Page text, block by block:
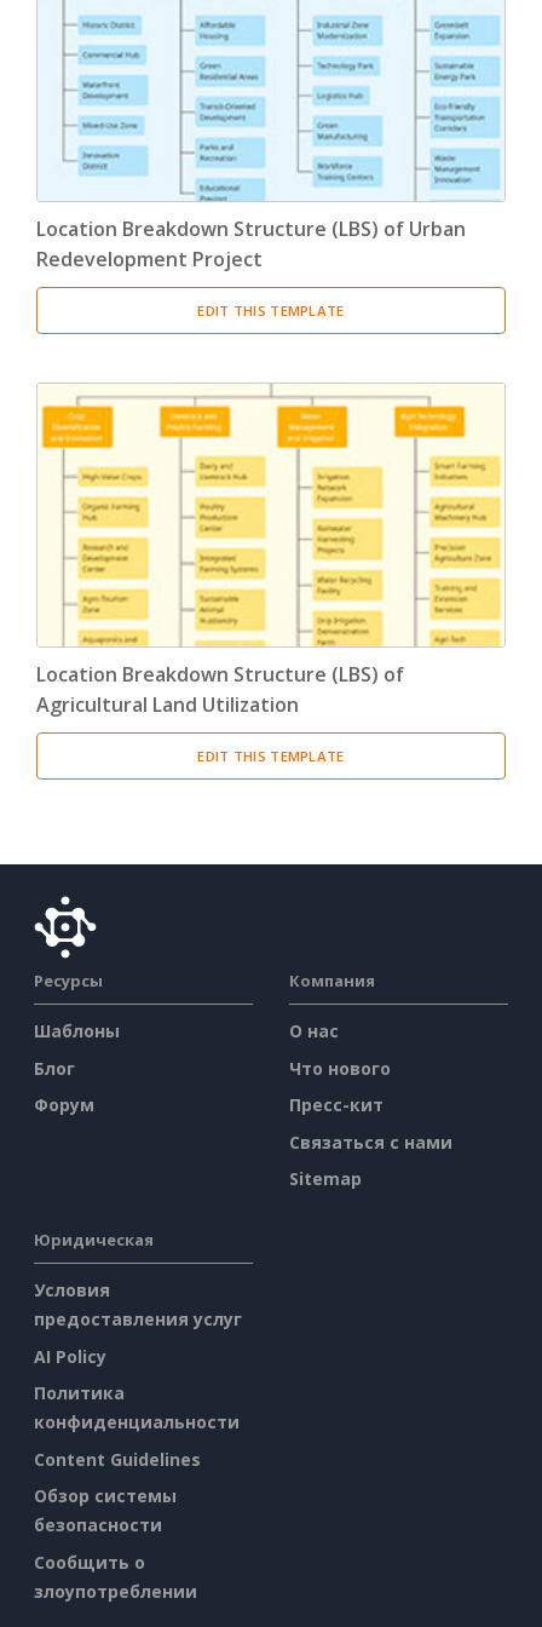
Product Breakdown Structure
Procurement Breakdown Structure (3)
Stakeholder Breakdown Structure
Location Breakdown Structure (3)
Location Breakdown Structure (LBS) of Urban
Redevelopment Project
EDIT THIS TEMPLATE
Location Breakdown Structure (LBS) of
Agricultural Land Utilization
EDIT THIS TEMPLATE
Ресурсы
Шаблоны
Блог
Форум
Компания
О нас
Что нового
Пресс-кит
Связаться с нами
Sitemap
Юридическая
Условия
предоставления услуг
AI Policy
Политика
конфиденциальности
Content Guidelines
Обзор системы
безопасности
Сообщить о
злоупотреблении